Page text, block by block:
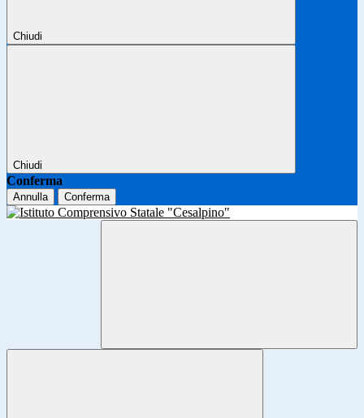
Chiudi
Chiudi
Conferma
Annulla Conferma